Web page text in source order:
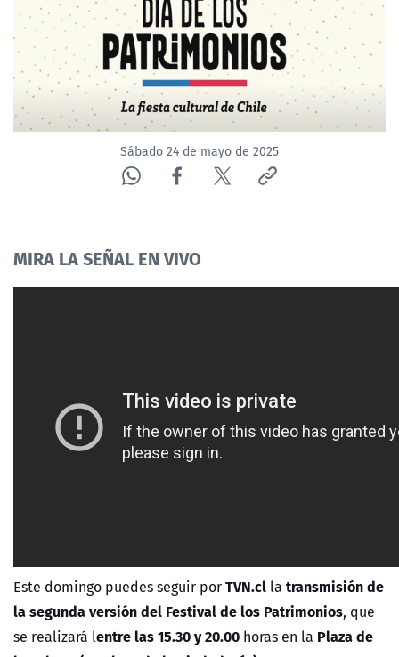
ACTUALIDAD Y TENDENCIAS
CORPORATIVO Y TRANSPARENCIA
CANAL DE DENUNCIAS
ÁREA DE PROYECTOS
Sábado 24 de mayo de 2025
MIRA LA SEÑAL EN VIVO
Este domingo puedes seguir porTVN.cl la transmisión de
la segunda versión del Festival de los Patrimonios, que
se realizará lentre las 15.30 y 20.00 horas en la Plaza de